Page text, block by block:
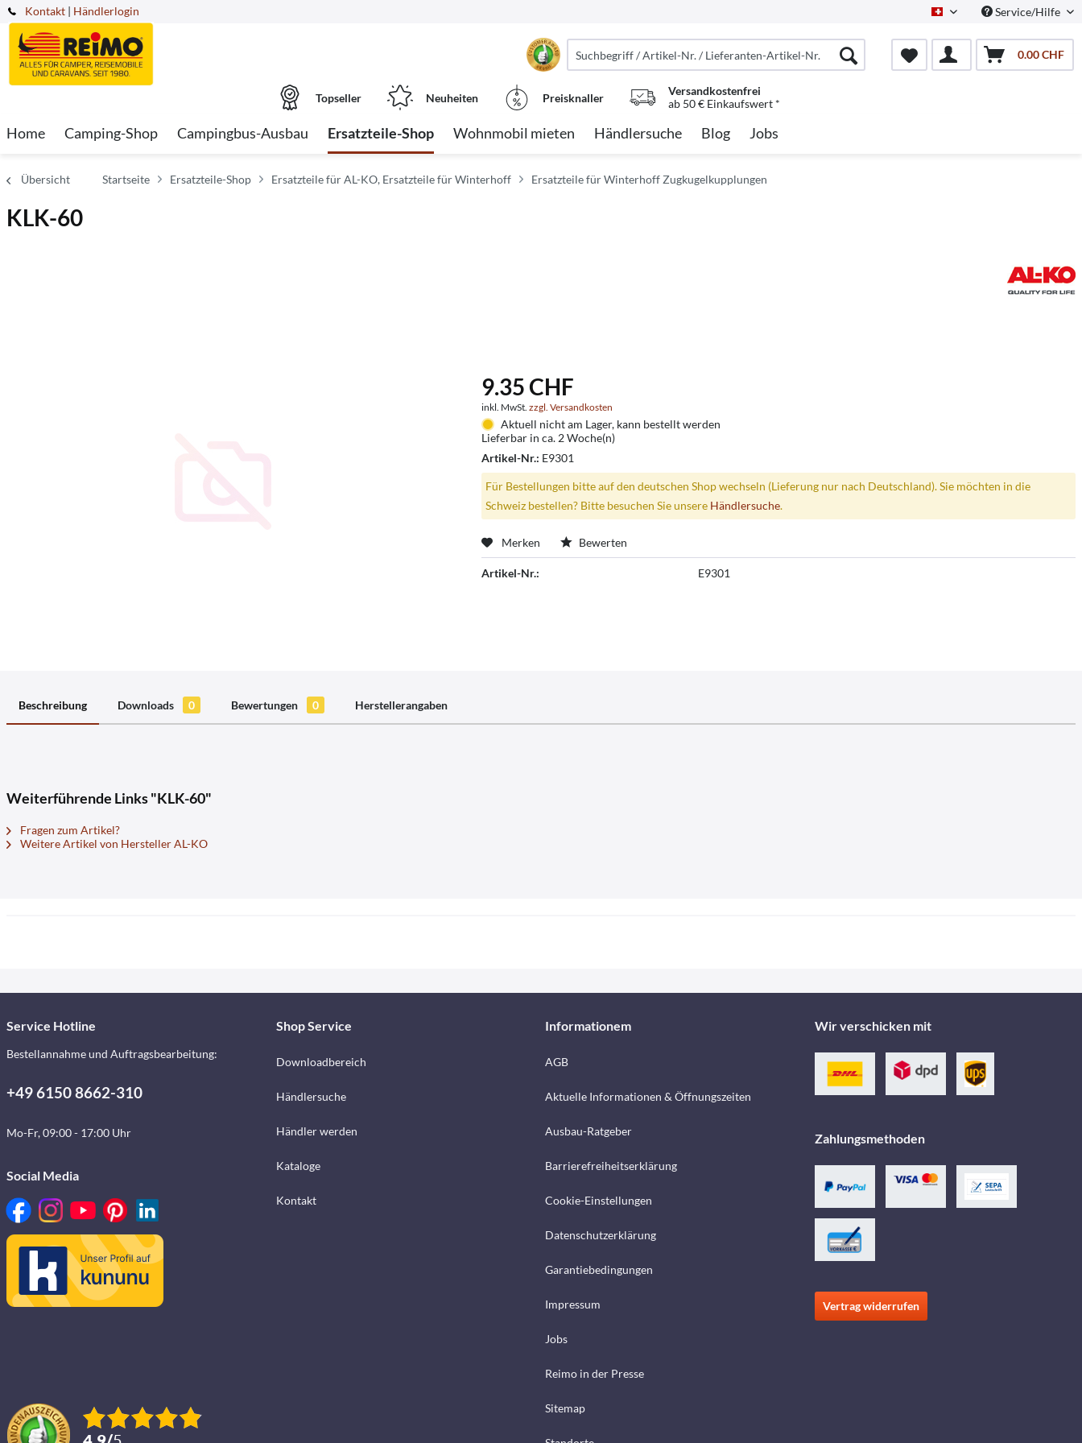
Kontakt Schweiz/DeutschService/Hilfe
| Händlerlogin
0.00 CHF
Topseller Neuheiten Preisknaller
Versandkostenfrei
ab 50 € Einkaufswert *
Home Camping-Shop Campingbus-Ausbau Ersatzteile-Shop Wohnmobil mieten Händlersuche Blog Jobs
Übersicht Startseite Ersatzteile-Shop Ersatzteile für AL-KO, Ersatzteile für Winterhoff Ersatzteile für Winterhoff Zugkugelkupplungen
KLK-60
9.35 CHF
inkl. MwSt.zzgl. Versandkosten
Aktuell nicht am Lager, kann bestellt werden
Lieferbar in ca. 2 Woche(n)
Artikel-Nr.: E9301
Für Bestellungen bitte auf den deutschen Shop wechseln (Lieferung nur nach Deutschland). Sie möchten in die
Schweiz bestellen? Bitte besuchen Sie unsere Händlersuche.
Merken Bewerten
Artikel-Nr.: E9301
Beschreibung Downloads 0 Bewertungen 0 Herstellerangaben
Weiterführende Links "KLK-60"
Fragen zum Artikel?
Weitere Artikel von Hersteller AL-KO
Service Hotline
Bestellannahme und Auftragsbearbeitung:
+49 6150 8662-310
Mo-Fr, 09:00 - 17:00 Uhr
Social Media
Shop Service
Downloadbereich
Händlersuche
Händler werden
Kataloge
Kontakt
Informationem
AGB
Aktuelle Informationen & Öffnungszeiten
Ausbau-Ratgeber
Barrierefreiheitserklärung
Cookie-Einstellungen
Datenschutzerklärung
Garantiebedingungen
Impressum
Jobs
Reimo in der Presse
Sitemap
Wir verschicken mit
Zahlungsmethoden
Vertrag widerrufen